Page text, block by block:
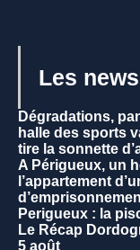
Les
Dégradations,
halle des sports
tire la sonnette
A Périgueux, un
l’appartement
Perigueux : la
Le Récap
5 août